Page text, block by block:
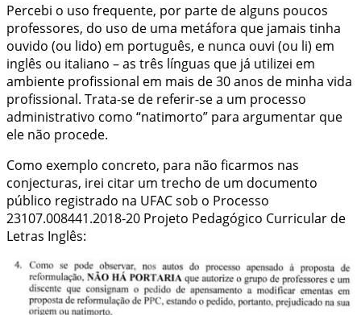
Percebi o uso frequente, por parte de alguns poucos
professores, do uso de uma metáfora que jamais tinha
ouvido (ou lido) em português, e nunca ouvi (ou li) em
inglês ou italiano – as três línguas que já utilizei em
ambiente profissional em mais de 30 anos de minha vida
profissional. Trata-se de referir-se a um processo
administrativo como “natimorto” para argumentar que
ele não procede.
Como exemplo concreto, para não ficarmos nas
conjecturas, irei citar um trecho de um documento
público registrado na UFAC sob o Processo
23107.008441.2018-20 Projeto Pedagógico Curricular de
Letras Inglês: